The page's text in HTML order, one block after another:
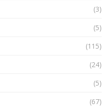
(3)
(5)
(115)
(24)
(5)
(67)